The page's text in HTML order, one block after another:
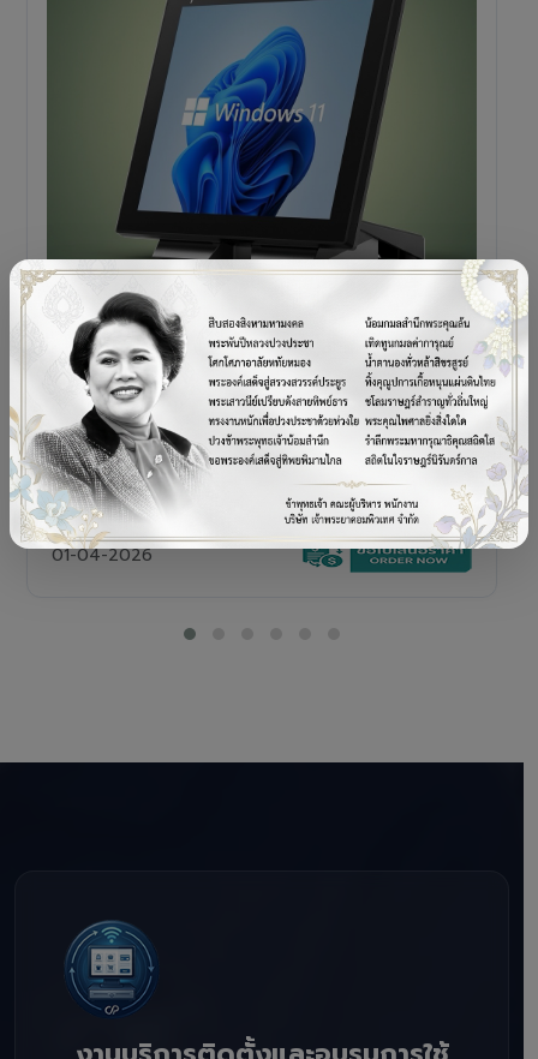
POS TERMINAL
SENOR V+5s
เครื่อง POS All-in-One Touch Screen ดีไซน์พรีเมียม
01-04-2026